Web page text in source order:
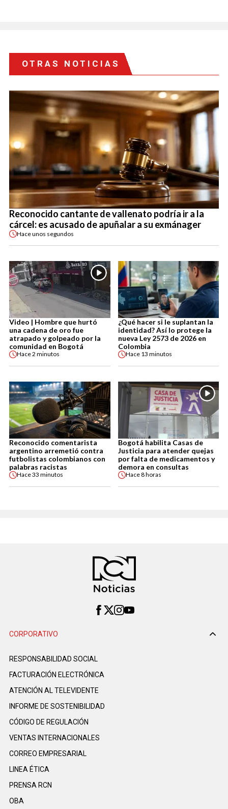
OTRAS NOTICIAS
Reconocido cantante de vallenato podría ir a la
cárcel: es acusado de apuñalar a su exmánager
Haceunos segundos
Video | Hombre que hurtó
una cadena de oro fue
atrapado y golpeado por la
comunidad en Bogotá
Hace2 minutos
¿Qué hacer si le suplantan la
identidad? Así lo protege la
nueva Ley 2573 de 2026 en
Colombia
Hace 13 minutos
Reconocido comentarista
argentino arremetió contra
futbolistas colombianos con
palabras racistas
Hace33 minutos
Bogotá habilita Casas de
Justicia para atender quejas
por falta de medicamentos y
demora en consultas
Hace8 horas
CORPORATIVO
RESPONSABILIDAD SOCIAL
FACTURACIÓN ELECTRÓNICA
ATENCIÓN AL TELEVIDENTE
INFORME DE SOSTENIBILIDAD
CÓDIGO DE REGULACIÓN
VENTAS INTERNACIONALES
CORREO EMPRESARIAL
LINEA ÉTICA
PRENSA RCN
OBA